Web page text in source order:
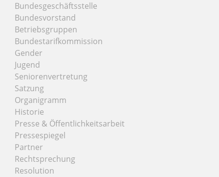
Bundesgeschäftsstelle
Bundesvorstand
Betriebsgruppen
Bundestarifkommission
Gender
Jugend
Seniorenvertretung
Satzung
Organigramm
Historie
Presse & Öffentlichkeitsarbeit
Pressespiegel
Partner
Rechtsprechung
Resolution